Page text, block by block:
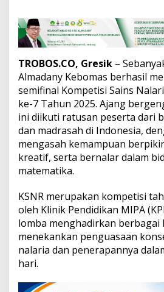
s
e
m
i
f
i
a
l
K
S
0
2
5
,
S
i
TROBOS.CO, Gresik –
Almadany Kebomas berhasil
semifinal Kompetisi Sains
ke-7 Tahun 2025. Ajang
ini diikuti ratusan peserta dari
dan madrasah di Indonesia,
mengasah kemampuan
kreatif, serta bernalar dalam
matematika.
KSNR merupakan kompetisi
oleh Klinik Pendidikan MIPA
lomba menghadirkan berbagai
menekankan penguasaan
nalaria dan penerapannya
hari.